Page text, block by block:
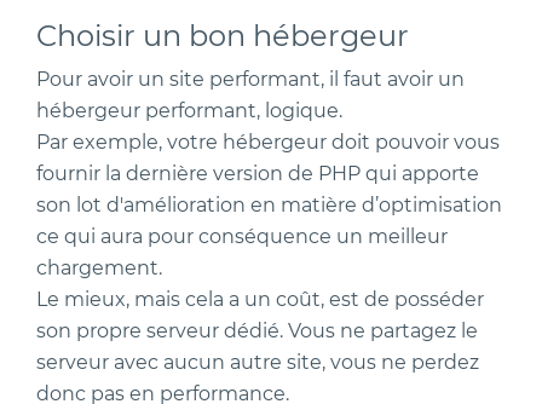
Choisir un bon hébergeur
Pour avoir un site performant, il faut avoir un
hébergeur performant, logique.
Par exemple, votre hébergeur doit pouvoir vous
fournir la dernière version de PHP qui apporte
son lot d'amélioration en matière d’optimisation
ce qui aura pour conséquence un meilleur
chargement.
Le mieux, mais cela a un coût, est de posséder
son propre serveur dédié. Vous ne partagez le
serveur avec aucun autre site, vous ne perdez
donc pas en performance.